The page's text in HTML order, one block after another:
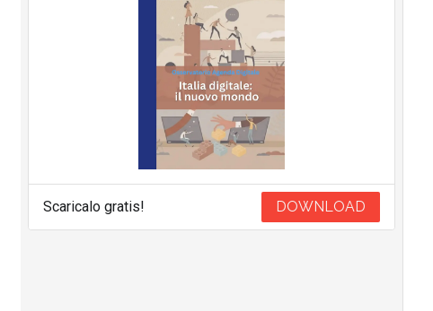
Scaricalo gratis! DOWNLOAD